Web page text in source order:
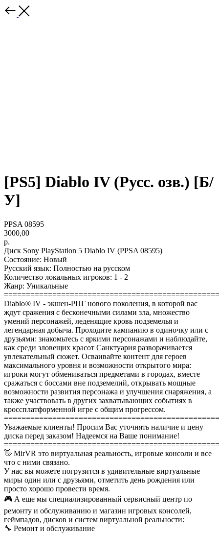
[PS5] Diablo IV (Русс. озв.) [Б/
У]
PPSA 08595
3000,00
р.
Диск Sony PlayStation 5 Diablo IV (PPSA 08595)
Состояние: Новый
Русский язык: Полностью на русском
Количество локальных игроков: 1 - 2
Жанр: Уникальные
Diablo® IV - экшен-РПГ нового поколения, в которой вас
ждут сражения с бесконечными силами зла, множество
умений персонажей, леденящие кровь подземелья и
легендарная добыча. Проходите кампанию в одиночку или с
друзьями: знакомьтесь с яркими персонажами и наблюдайте,
как среди зловещих красот Санктуария разворачивается
увлекательный сюжет. Осваивайте контент для героев
максимального уровня и возможности открытого мира:
игроки могут обмениваться предметами в городах, вместе
сражаться с боссами вне подземелий, открывать мощные
возможности развития персонажа и улучшения снаряжения, а
также участвовать в других захватывающих событиях в
кроссплатформенной игре с общим прогрессом.
Уважаемые клиенты! Просим Вас уточнять наличие и цену
диска перед заказом! Надеемся на Ваше понимание!
👋 MirVR это виртуальная реальность, игровые консоли и все
что с ними связано.
У нас вы можете погрузится в удивительные виртуальные
миры один или с друзьями, отметить день рождения или
просто хорошо провести время.
🎮 А еще мы специализированный сервисный центр по
ремонту и обслуживанию и магазин игровых консолей,
геймпадов, дисков и систем виртуальной реальности:
🔧 Ремонт и обслуживание